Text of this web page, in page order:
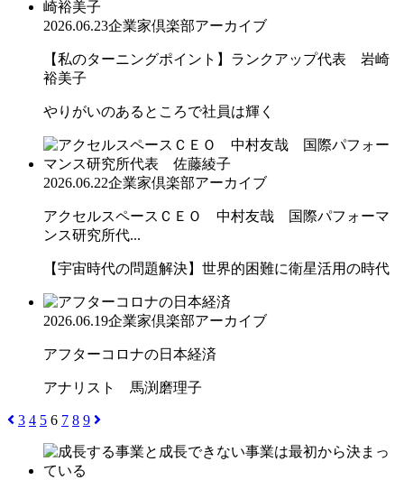
2026.06.23企業家倶楽部アーカイブ
【私のターニングポイント】ランクアップ代表 岩崎
裕美子
やりがいのあるところで社員は輝く
2026.06.22企業家倶楽部アーカイブ
アクセルスペースＣＥＯ 中村友哉 国際パフォーマ
ンス研究所代...
【宇宙時代の問題解決】世界的困難に衛星活用の時代
2026.06.19企業家倶楽部アーカイブ
アフターコロナの日本経済
アナリスト 馬渕磨理子
3 4 5 6 7 8 9